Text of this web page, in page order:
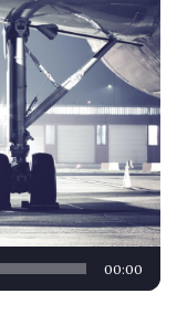
00:00